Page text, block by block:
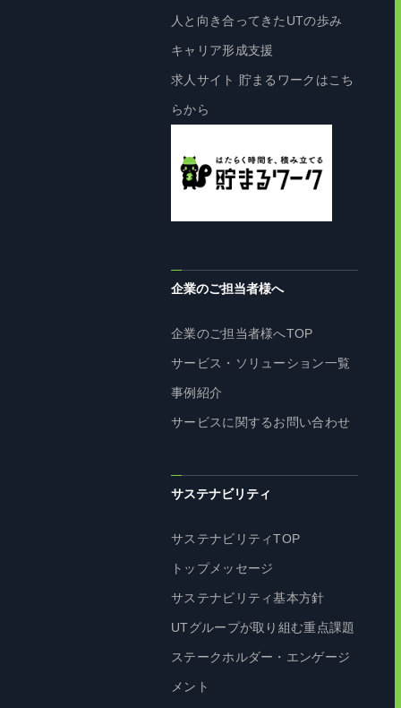
人と向き合ってきたUTの歩み
キャリア形成支援
求人サイト 貯まるワークはこち
らから
企業のご担当者様へ
企業のご担当者様へTOP
サービス・ソリューション一覧
事例紹介
サービスに関するお問い合わせ
サステナビリティ
サステナビリティTOP
トップメッセージ
サステナビリティ基本方針
UTグループが取り組む重点課題
ステークホルダー・エンゲージ
メント